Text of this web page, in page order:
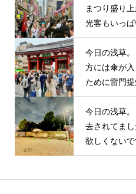
まつり盛り
光客もいっ
今日の浅草
方には傘が
ために雷門
今日の浅草
去されてま
欲しくない